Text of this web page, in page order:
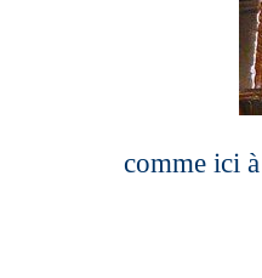
comme ici